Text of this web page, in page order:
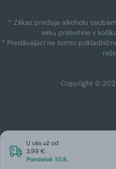
Pondelok 10.8.
U vás už od
3,99 €
* Zákaz predaja alkoholu
veku prebehne v
* Predávajúci na tomto
Copyright ©